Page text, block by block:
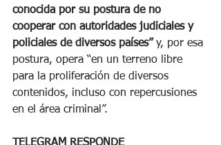
conocida por su postura de no
cooperar con autoridades judiciales y
policiales de diversos países” y, por esa
postura, opera “en un terreno libre
para la proliferación de diversos
contenidos, incluso con repercusiones
en el área criminal”.